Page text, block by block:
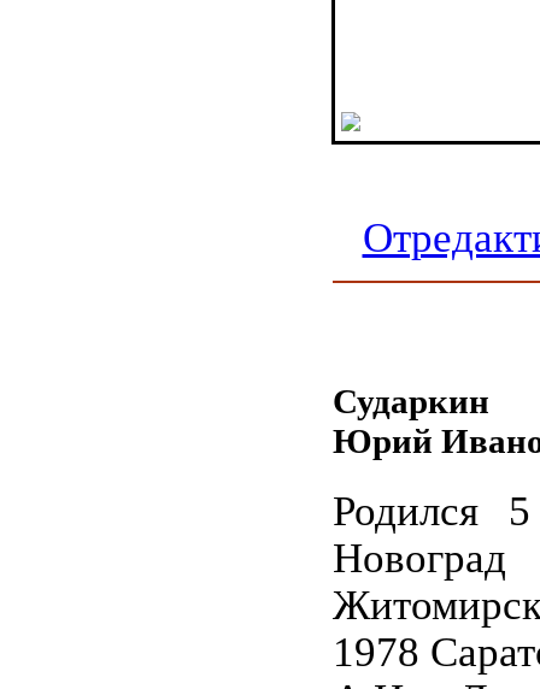
Сударкин
Юрий
Родился
1978